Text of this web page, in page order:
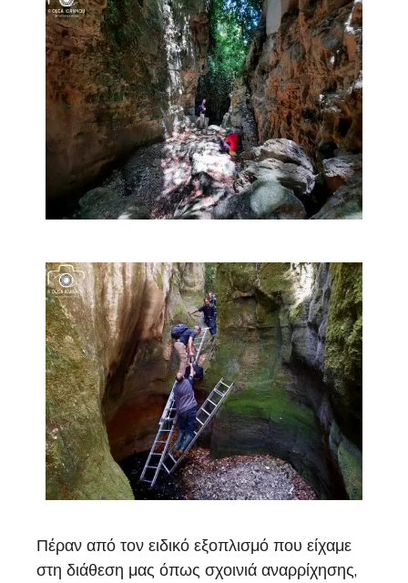
Πέραν από τον ειδικό εξοπλισμό που είχαμε
στη διάθεση μας όπως σχοινιά αναρρίχησης,